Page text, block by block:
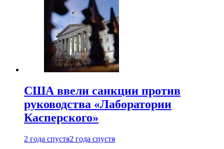
США ввели санкции против
руководства «Лаборатории
Касперского»
2 года спустя2 года спустя